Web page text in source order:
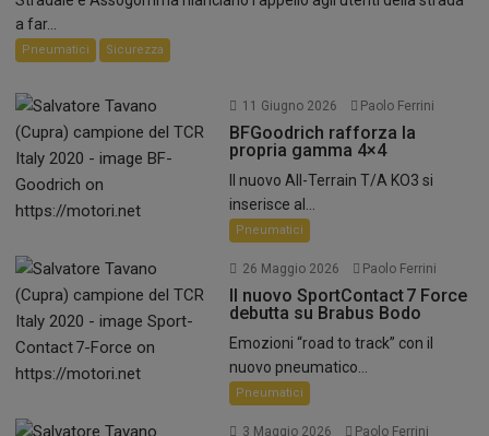
a far...
Pneumatici Sicurezza
11 Giugno 2026 Paolo Ferrini
BFGoodrich rafforza la
propria gamma 4×4
Il nuovo All-Terrain T/A KO3 si
inserisce al...
Pneumatici
26 Maggio 2026 Paolo Ferrini
Il nuovo SportContact 7 Force
debutta su Brabus Bodo
Emozioni “road to track” con il
nuovo pneumatico...
Pneumatici
3 Maggio 2026 Paolo Ferrini